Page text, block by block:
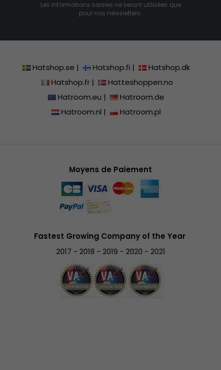
Les informations saisies ne seront utilisées que
pour nos newsletters.
Hatshop.se | Hatshop.fi |
Hatshop.dk
Hatshop.fr|
Hatteshoppen.no
Hatroom.eu |
Hatroom.de
Hatroom.nl | Hatroom.pl
Moyens de Paiement
Fastest Growing Company of the Year
2017 - 2018 - 2019 - 2020 - 2021